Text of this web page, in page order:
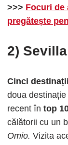
>>> Focuri de
pregătește
2) Sevilla
Cinci
doua
recent în top
călătorii cu un
Omio. Vizita